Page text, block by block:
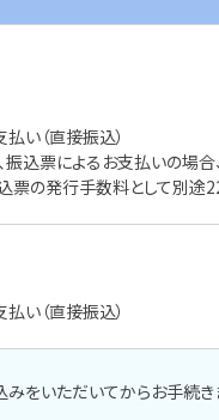
い（直接振込）
込票によるお支払いの場合
の発行手数料として別途
い（直接振込）
をいただいてからお手続